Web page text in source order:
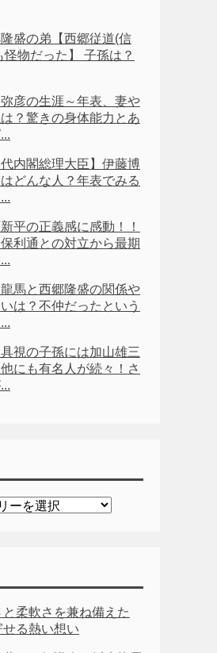
盛の弟【西郷従道(信
怪物だった】 子孫は？
彦の生涯～年表、妻や
？驚きの身体能力とあ
代内閣総理大臣】伊藤博
どんな人？年表でみる
平の正義感に感動！！
利通との対立から最期
馬と西郷隆盛の関係や
は？不仲だったという
視の子孫には加山雄三
にも有名人が続々！さ
柔軟さを兼ね備えた
る熱い想い